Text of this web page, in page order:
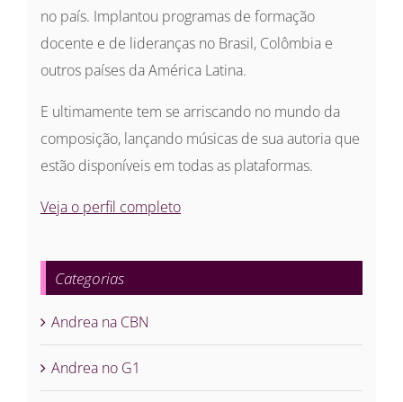
no país. Implantou programas de formação
docente e de lideranças no Brasil, Colômbia e
outros países da América Latina.
E ultimamente tem se arriscando no mundo da
composição, lançando músicas de sua autoria que
estão disponíveis em todas as plataformas.
Veja o perfil completo
Categorias
Andrea na CBN
Andrea no G1